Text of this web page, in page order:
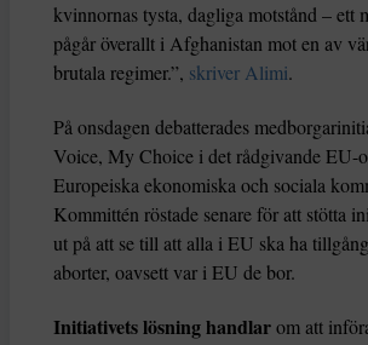
kvinnornas tysta, dagliga motstånd – ett
pågår överallt i Afghanistan mot en av
brutala regimer.”, skriver Alimi.
På onsdagen debatterades
Voice, My Choice i det rådgivande EU-
Europeiska ekonomiska och sociala
Kommittén röstade senare för att stötta
ut på att se till att alla i EU ska ha
aborter, oavsett var i EU de bor.
Initiativets lösning handlarom att